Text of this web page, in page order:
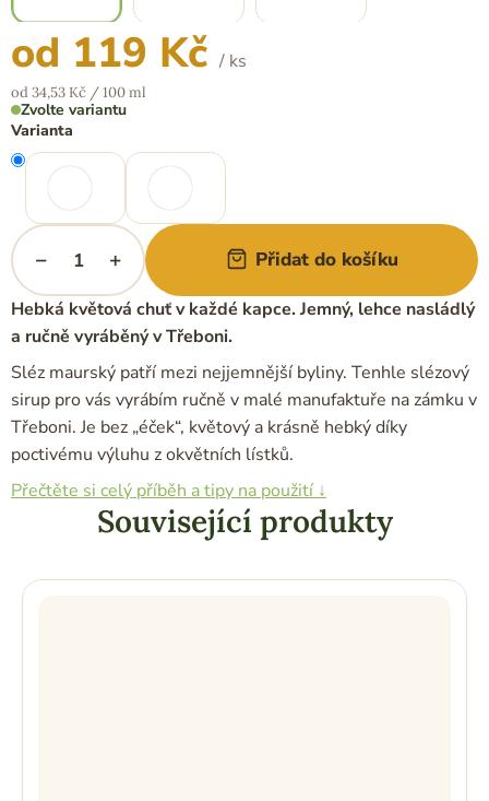
od 119 Kč / ks
Měrná
cena:
od 34,53 Kč / 100 ml
Zvolte variantu
Varianta
+
− Přidat do košíku
Hebká květová chuť v každé kapce. Jemný, lehce nasládlý
a ručně vyráběný v Třeboni.
Sléz maurský patří mezi nejjemnější byliny. Tenhle slézový
sirup pro vás vyrábím ručně v malé manufaktuře na zámku v
Třeboni. Je bez „éček“, květový a krásně hebký díky
poctivému výluhu z okvětních lístků.
Přečtěte si celý příběh a tipy na použití ↓
Související produkty